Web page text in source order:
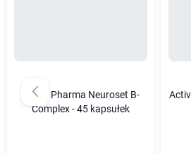
Norsa Pharma Neuroset B-
Complex - 45 kapsułek